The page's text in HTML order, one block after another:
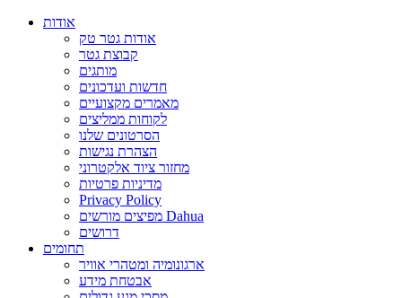
אודות
אודות גטר טק
קבוצת גטר
מותגים
חדשות ועדכונים
מאמרים מקצועיים
לקוחות ממליצים
הסרטונים שלנו
הצהרת נגישות
מחזור ציוד אלקטרוני
מדיניות פרטיות
Privacy Policy
מפיצים מורשים Dahua
דרושים
תחומים
ארגונומיה ומטהרי אוויר
אבטחת מידע